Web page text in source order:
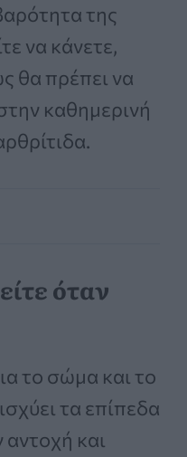
της
να κάνετε,
θα πρέπει να
καθημερινή
όταν
το σώμα και το
τα επίπεδα
αντοχή και